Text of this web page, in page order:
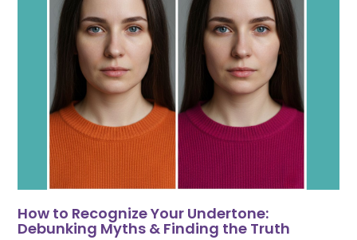
How to Recognize Your Undertone:
Debunking Myths & Finding the Truth